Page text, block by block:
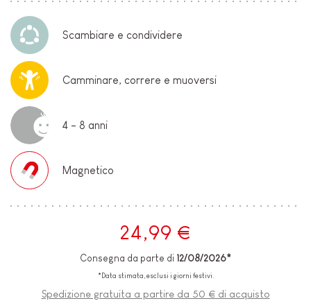
Scambiare e condividere
Camminare, correre e muoversi
4 - 8 anni
Magnetico
24,99 €
Consegna da parte di 12/08/2026*
*Data stimata, esclusi i giorni festivi.
Spedizione gratuita a partire da 50 € di acquisto